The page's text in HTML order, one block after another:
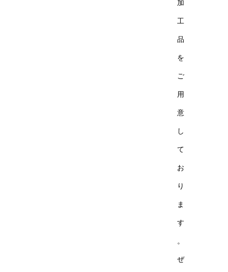
加
工
品
を
ご
用
意
し
て
お
り
ま
す
。
ぜ